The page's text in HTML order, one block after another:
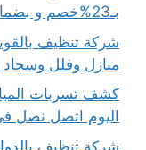
بـ23%خصم و بضمان الجودة100% اتصل الان
منازل وفلل وسجاد
اليوم اتصل نصل